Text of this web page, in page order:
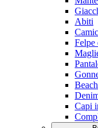
Abiti
Felpe
Capi